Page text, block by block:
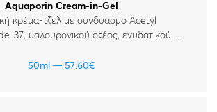
Aquaporin Cream-in-Gel
κρέμα-τζελ με συνδυασμό Acetyl
37, υαλουρονικού οξέος, ενυδατικού
διατήρηση του νερού στην επιδερμίδα.
50ml 57.60€